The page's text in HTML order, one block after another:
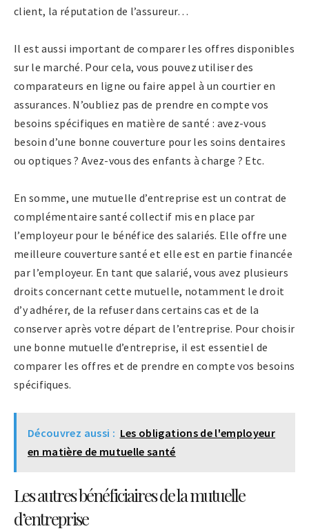
client, la réputation de l’assureur…
Il est aussi important de comparer les offres disponibles
sur le marché. Pour cela, vous pouvez utiliser des
comparateurs en ligne ou faire appel à un courtier en
assurances. N’oubliez pas de prendre en compte vos
besoins spécifiques en matière de santé : avez-vous
besoin d’une bonne couverture pour les soins dentaires
ou optiques ? Avez-vous des enfants à charge ? Etc.
En somme, une mutuelle d’entreprise est un contrat de
complémentaire santé collectif mis en place par
l’employeur pour le bénéfice des salariés. Elle offre une
meilleure couverture santé et elle est en partie financée
par l’employeur. En tant que salarié, vous avez plusieurs
droits concernant cette mutuelle, notamment le droit
d’y adhérer, de la refuser dans certains cas et de la
conserver après votre départ de l’entreprise. Pour choisir
une bonne mutuelle d’entreprise, il est essentiel de
comparer les offres et de prendre en compte vos besoins
spécifiques.
Découvrez aussi : Les obligations de l'employeur
en matière de mutuelle santé
Les autres bénéficiaires de la mutuelle
d’entreprise